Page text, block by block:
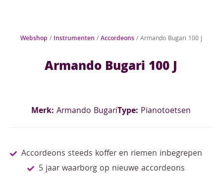
Webshop / Instrumenten /Accordeons/ Armando Bugari 100 J
Armando Bugari 100 J
Merk: Armando BugariType: Pianotoetsen
Accordeons steeds koffer en riemen inbegrepen
5 jaar waarborg op nieuwe accordeons